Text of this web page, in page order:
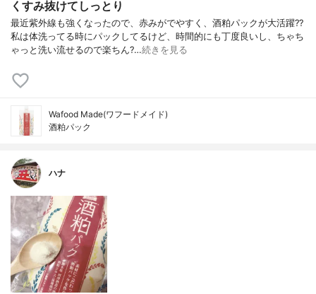
くすみ抜けてしっとり
最近紫外線も強くなったので、赤みがでやすく、酒粕パックが大活躍??
私は体洗ってる時にパックしてるけど、時間的にも丁度良いし、ちゃち
ゃっと洗い流せるので楽ちん?…続きを見る
Wafood Made(ワフードメイド)
酒粕パック
ハナ